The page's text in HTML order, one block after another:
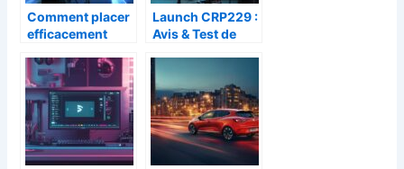
Comment placer
efficacement
optique chez
vous
Launch CRP229 :
Avis & Test de
diagnostic face
aux
dysfonctionnem
ents fréquents de
votre véhicule